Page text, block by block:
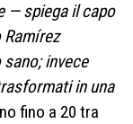
— spiega il capo
invece
in una
fino a 20 tra